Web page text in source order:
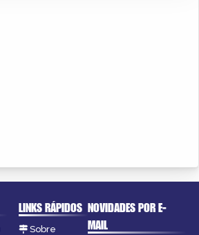
LINKS RÁPIDOS
Sobre
NOVIDADES POR E-
MAIL